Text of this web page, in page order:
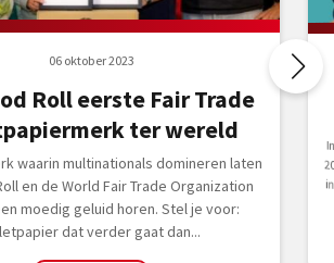
06 oktober 2023
Roll eerste Fair Trade
ter wereld
waarin multinationals domineren laten
en de World Fair Trade Organization
moedig geluid horen. Stel je voor:
dat verder gaat dan...